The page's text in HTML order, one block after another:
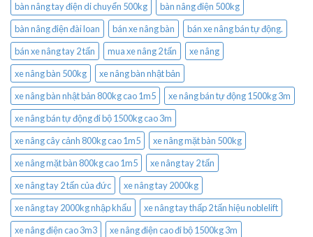
bàn nâng tay điện di chuyển 500kg
bàn nâng điện 500kg
bàn nâng điện đài loan
bán xe nâng bàn
bán xe nâng bán tự động.
bán xe nâng tay 2 tấn
mua xe nâng 2 tấn
xe nâng
xe nâng bàn 500kg
xe nâng bàn nhật bản
xe nâng bàn nhật bản 800kg cao 1m5
xe nâng bán tự động 1500kg 3m
xe nâng bán tự động đi bộ 1500kg cao 3m
xe nâng cây cảnh 800kg cao 1m5
xe nâng mặt bàn 500kg
xe nâng mặt bàn 800kg cao 1m5
xe nâng tay 2 tấn
xe nâng tay 2 tấn của đức
xe nâng tay 2000kg
xe nâng tay 2000kg nhập khẩu
xe nâng tay thấp 2 tấn hiệu noblelift
xe nâng điện cao 3m3
xe nâng điện cao đi bộ 1500kg 3m